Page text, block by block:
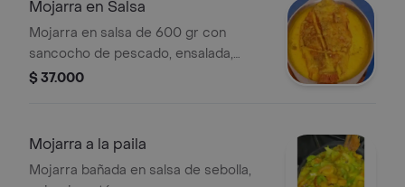
Mojarra en Salsa
Mojarra en salsa de 600 gr con
sancocho de pescado, ensalada,
patacón y arroz a elección.
$ 37.000
Mojarra a la paila
Mojarra bañada en salsa de sebolla,